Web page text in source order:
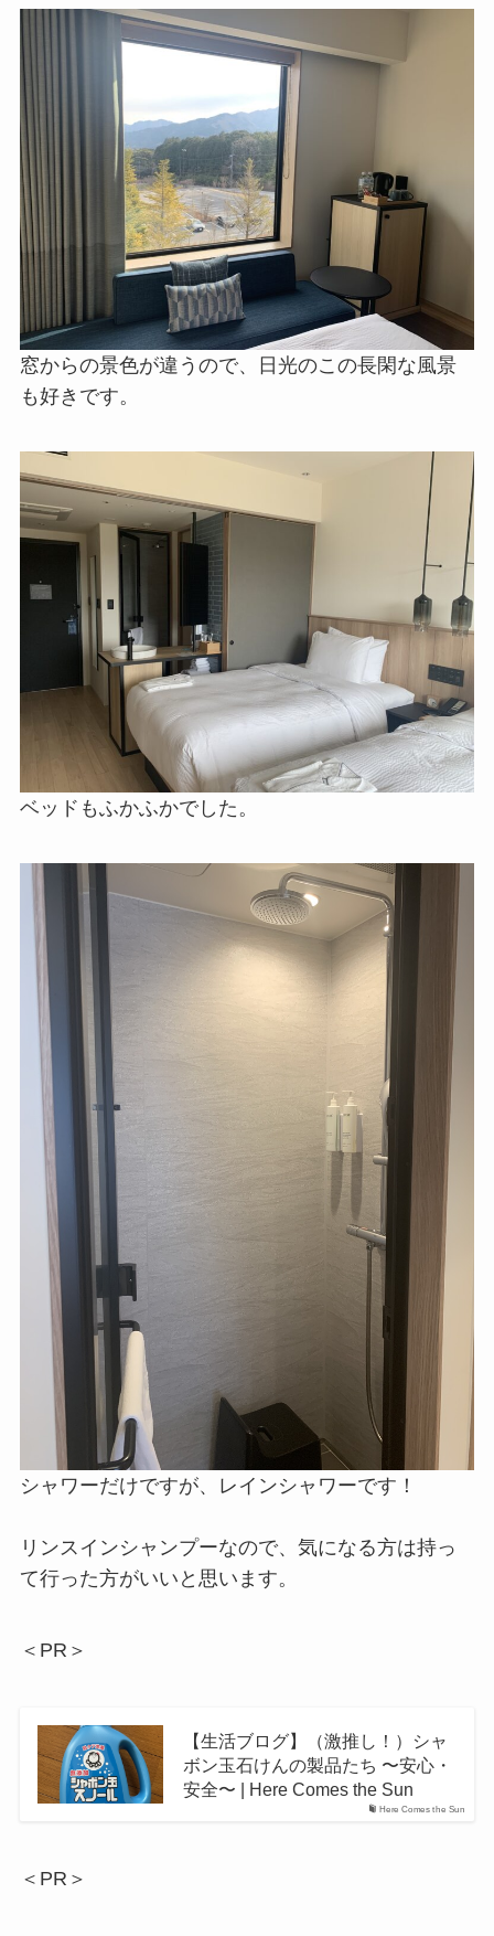
ベッドもふかふかでした。
シャワーだけですが、レインシャワーです！
リンスインシャンプーなので、気になる方は持っ
て行った方がいいと思います。
＜PR＞
【生活ブログ】（激推し！）シャ
ボン玉石けんの製品たち 〜安心・
安全〜 | Here Comes the Sun
＜PR＞
日光温泉 ほの香
Juli
ホテルには温泉はないんだけど、
ホテルから徒歩7分の場所に日帰り